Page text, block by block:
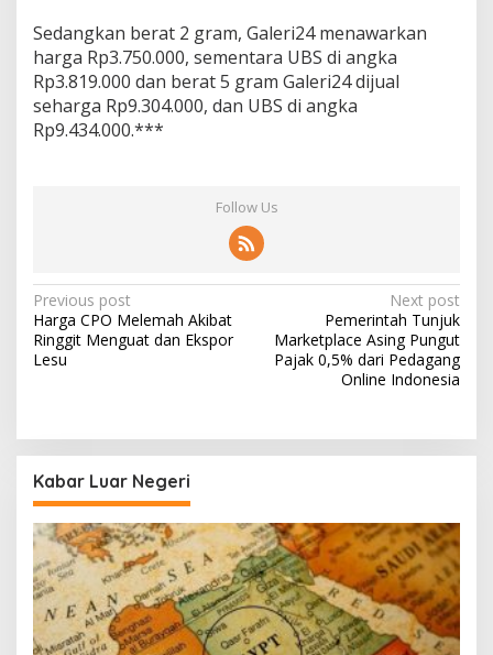
Sedangkan berat 2 gram, Galeri24 menawarkan
harga Rp3.750.000, sementara UBS di angka
Rp3.819.000 dan berat 5 gram Galeri24 dijual
seharga Rp9.304.000, dan UBS di angka
Rp9.434.000.***
Follow Us
Post
navigation
Previous post
Harga CPO Melemah Akibat
Ringgit Menguat dan Ekspor
Lesu
Next post
Pemerintah Tunjuk
Marketplace Asing Pungut
Pajak 0,5% dari Pedagang
Online Indonesia
Kabar Luar Negeri